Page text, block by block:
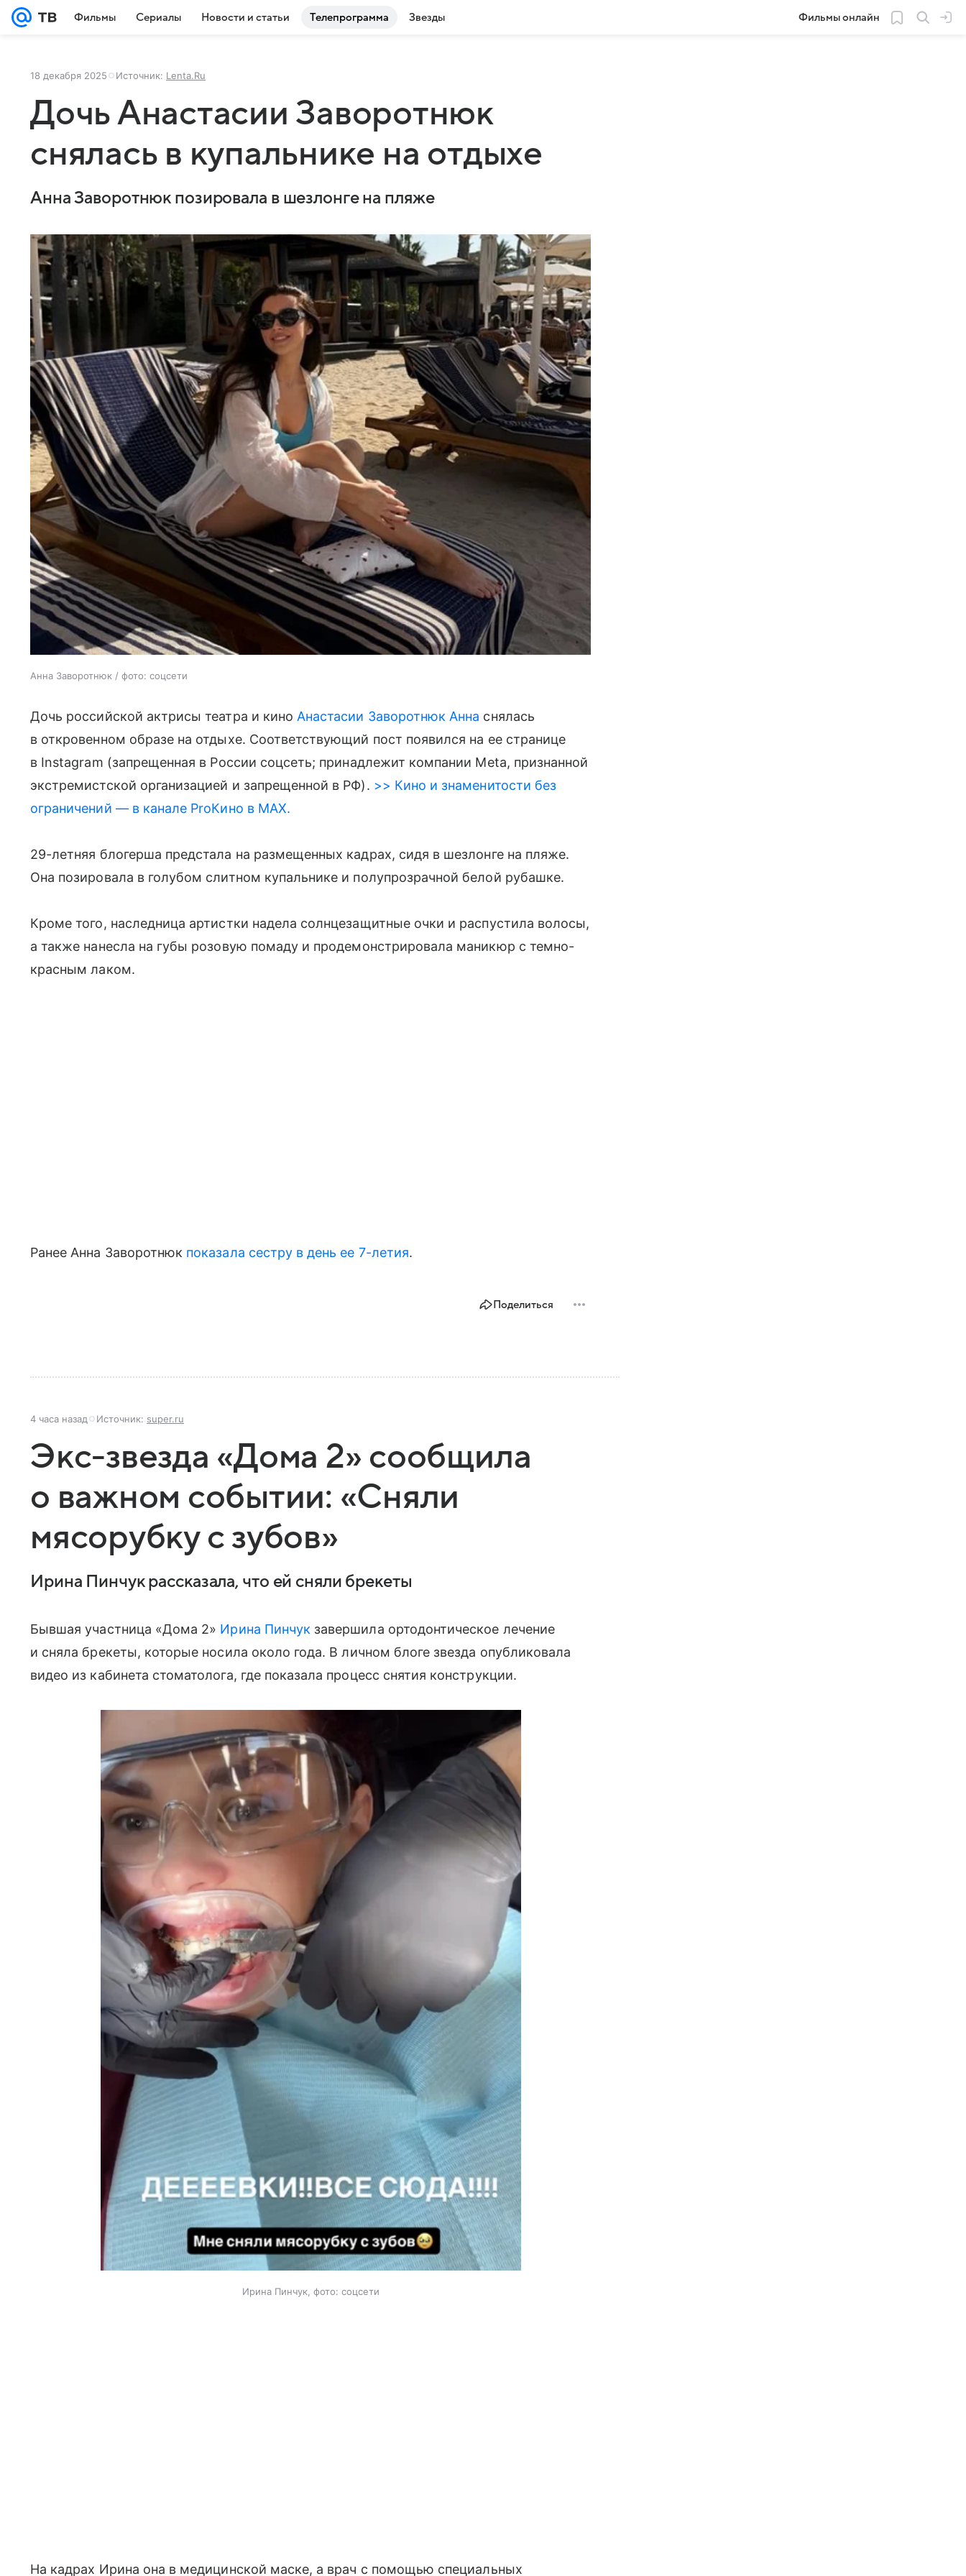
Фильмы Сериалы Новости и статьи Телепрограмма Звезды Фильмы онлайн
18 декабря 2025 Источник: Lenta.Ru
Дочь Анастасии Заворотнюк
снялась в купальнике на отдыхе
Анна Заворотнюк позировала в шезлонге на пляже
Анна Заворотнюк / фото: соцсети
Дочь российской актрисы театра и кино Анастасии Заворотнюк Анна снялась
в откровенном образе на отдыхе. Соответствующий пост появился на ее странице
в Instagram (запрещенная в России соцсеть; принадлежит компании Meta, признанной
экстремистской организацией и запрещенной в РФ). >> Кино и знаменитости без
ограничений — в канале ProКино в MAX.
29-летняя блогерша предстала на размещенных кадрах, сидя в шезлонге на пляже.
Она позировала в голубом слитном купальнике и полупрозрачной белой рубашке.
Кроме того, наследница артистки надела солнцезащитные очки и распустила волосы,
а также нанесла на губы розовую помаду и продемонстрировала маникюр с темно-
красным лаком.
Ранее Анна Заворотнюк показала сестру в день ее 7-летия.
Поделиться
4 часа назад Источник: super.ru
Экс-звезда «Дома 2» сообщила
о важном событии: «Сняли
мясорубку с зубов»
Ирина Пинчук рассказала, что ей сняли брекеты
Бывшая участница «Дома 2» Ирина Пинчук завершила ортодонтическое лечение
и сняла брекеты, которые носила около года. В личном блоге звезда опубликовала
видео из кабинета стоматолога, где показала процесс снятия конструкции.
Ирина Пинчук, фото: соцсети
На кадрах Ирина она в медицинской маске, а врач с помощью специальных